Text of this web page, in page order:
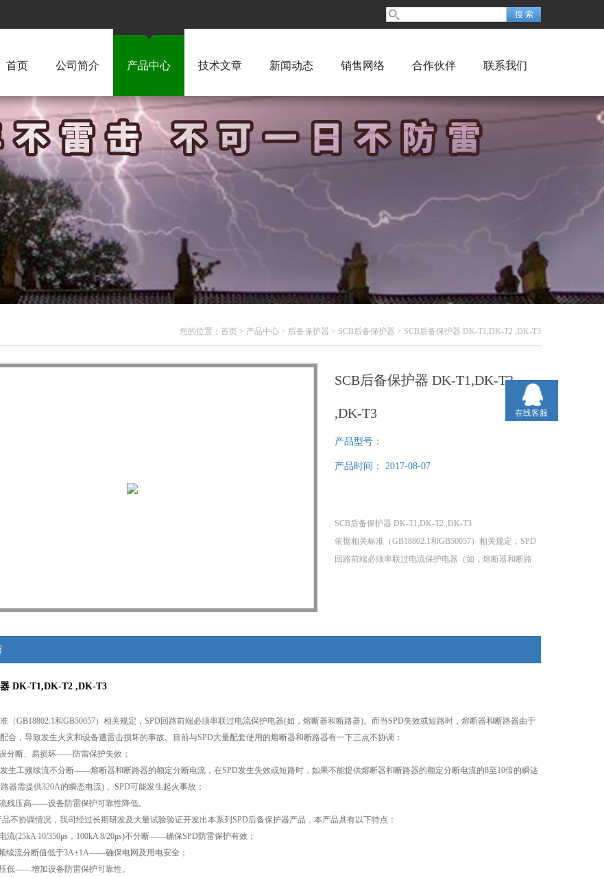
首页 公司简介 产品中心 技术文章 新闻动态 销售网络 合作伙伴 联系我们
您的位置： 首页 > 产品中心 > 后备保护器 > SCB后备保护器 > SCB后备保护器 DK-T1,DK-T2 ,DK-T3
SCB后备保护器 DK-T1,DK-T2
,DK-T3
产品型号：
产品时间： 2017-08-07
SCB后备保护器 DK-T1,DK-T2 ,DK-T3
依据相关标准（GB18802.1和GB50057）相关规定，SPD
回路前端必须串联过电流保护电器（如，熔断器和断路
DK-T1,DK-T2 ,DK-T3
（GB18802.1和GB50057）相关规定，SPD回路前端必须串联过电流保护电器(如，熔断器和断路器)。而当SPD失效或短路时，熔断器和断路器由于
合，导致发生火灾和设备遭雷击损坏的事故。目前与SPD大量配套使用的熔断器和断路器有一下三点不协调：
分断、易损坏——防雷保护失效；
生工频续流不分断——熔断器和断路器的额定分断电流，在SPD发生失效或短路时，如果不能提供熔断器和断路器的额定分断电流的8至10倍的瞬迏
器需提供320A的瞬态电流)， SPD可能发生起火事故；
残压高——设备防雷保护可靠性降低。
不协调情况，我司经过长期研发及大量试验验证开发出本系列SPD后备保护器产品，本产品具有以下特点：
流(25kA 10/350μs，100kA 8/20μs)不分断——确保SPD防雷保护有效；
续流分断值低于3A±1A——确保电网及用电安全；
低——增加设备防雷保护可靠性。
在线客服